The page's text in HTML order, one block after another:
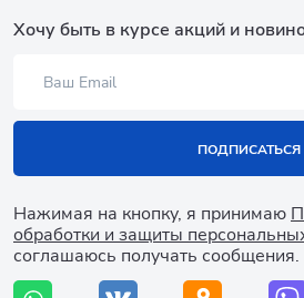
Хочу быть в курсе акций и
ПОДПИСАТЬСЯ
Нажимая на кнопку, я принимаю
обработки и защиты
соглашаюсь получать сообщения.